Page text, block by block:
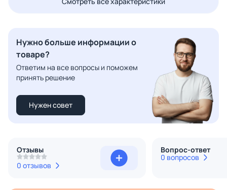
Нужно больше информации о
товаре?
Ответим на все вопросы и поможем
принять решение
Нужен совет
Отзывы
0 отзывов
Вопрос-ответ
0 вопросов